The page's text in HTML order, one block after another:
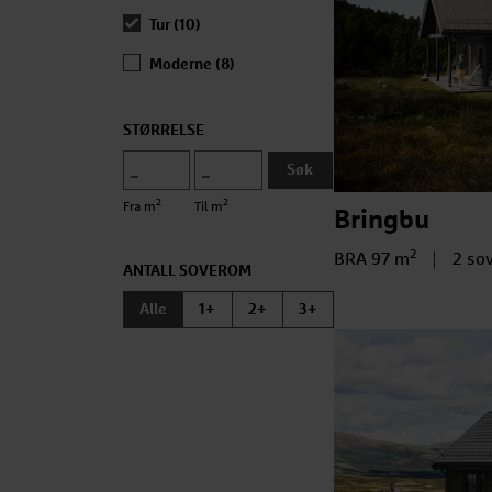
Tur (10)
Moderne (8)
STØRRELSE
Fra m2 Til m2
Søk
ANTALL SOVEROM
Alle 1+ 2+ 3+
Bringbu
Bruksareal
BRA 97 m2 2